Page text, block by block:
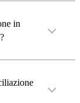
in